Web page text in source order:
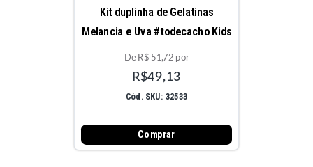
Kit duplinha de Gelatinas
Melancia e Uva #todecacho Kids
De R$ 51,72 por
R$49,13
Cód. SKU: 32533
Comprar